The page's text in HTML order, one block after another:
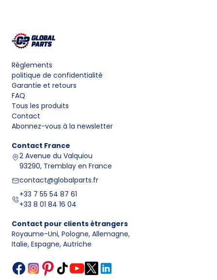
Règlements
politique de confidentialité
Garantie et retours
FAQ
Tous les produits
Contact
Abonnez-vous à la newsletter
Contact France
2 Avenue du Valquiou
93290, Tremblay en France
contact@globalparts.fr
+33 7 55 54 87 61
+33 8 01 84 16 04
Contact pour clients étrangers
Royaume-Uni, Pologne, Allemagne,
Italie, Espagne, Autriche